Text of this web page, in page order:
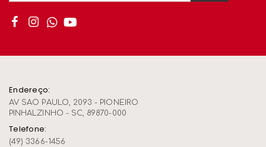
Endereço:
AV SAO PAULO, 2093 - PIONEIRO
PINHALZINHO - SC, 89870-000
Telefone:
(49) 3366-1456